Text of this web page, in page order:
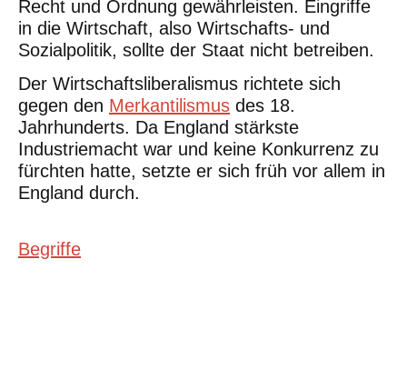
Recht und Ordnung gewährleisten. Eingriffe
in die Wirtschaft, also Wirtschafts- und
Sozialpolitik, sollte der Staat nicht betreiben.
Der Wirtschaftsliberalismus richtete sich
gegen den Merkantilismus des 18.
Jahrhunderts. Da England stärkste
Industriemacht war und keine Konkurrenz zu
fürchten hatte, setzte er sich früh vor allem in
England durch.
Begriffe